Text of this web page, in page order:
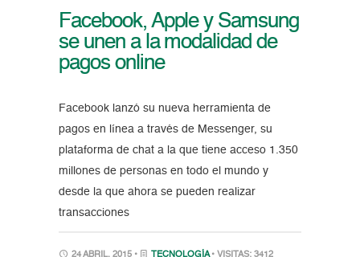
Facebook, Apple y Samsung
se unen a la modalidad de
pagos online
Facebook lanzó su nueva herramienta de
pagos en línea a través de Messenger, su
plataforma de chat a la que tiene acceso 1.350
millones de personas en todo el mundo y
desde la que ahora se pueden realizar
transacciones
24 ABRIL, 2015 • TECNOLOGÍA • VISITAS: 3412